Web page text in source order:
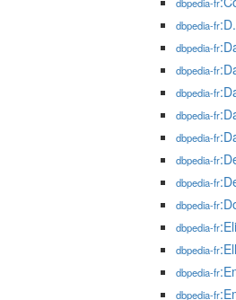
dbpedia-fr
dbpedia-fr
dbpedia-fr
dbpedia-fr
dbpedia-fr
dbpedia-fr
dbpedia-fr
dbpedia-fr
dbpedia-fr
dbpedia-fr
dbpedia-fr
dbpedia-fr
dbpedia-fr